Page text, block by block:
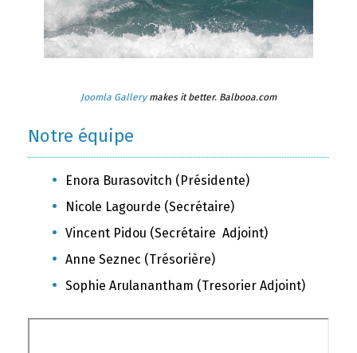
Joomla Gallerymakes it better. Balbooa.com
Notre équipe
Enora Burasovitch (Présidente)
Nicole Lagourde (Secrétaire)
Vincent Pidou (Secrétaire Adjoint)
Anne Seznec (Trésorière)
Sophie Arulanantham (Tresorier Adjoint)